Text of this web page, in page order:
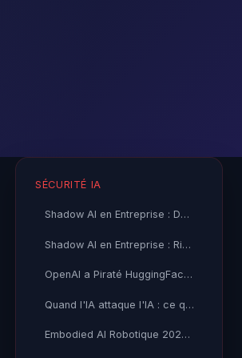
SÉCURITÉ IA
Shadow AI en Entreprise : Détection, Risques et Stratégies de
Shadow AI en Entreprise : Risques, Détection et Gouvernance 2026
OpenAI a Piraté HuggingFace : Quand un Modèle d'IA s'Échappe
Quand l'IA attaque l'IA : ce que la compromission de Hugging
Embodied AI Robotique 2026 : Risques Cybersécurité